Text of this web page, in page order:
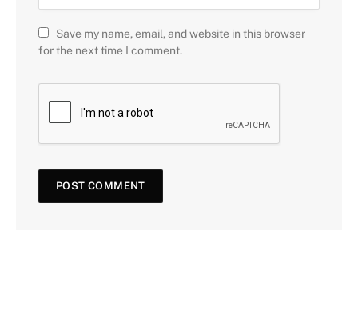
Save my name, email, and website in this browser
for the next time I comment.